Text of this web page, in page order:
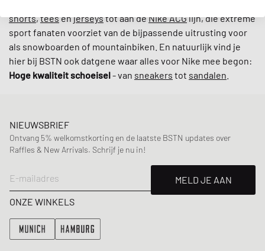
shorts,teesenjerseystot aan deNike ACGlijn, die extreme
sport fanaten voorziet van de bijpassende uitrusting voor
als snowboarden of mountainbiken. En natuurlijk vind je
hier bij BSTN ook datgene waar alles voor Nike mee begon:
Hoge kwaliteit schoeisel- van sneakers tot sandalen
NIEUWSBRIEF
Ontvang 5% welkomstkorting en de laatste BSTN updates over
Raffles & New Arrivals. Schrijf je nu in!
E-mailadres
MELD JE AAN
ONZE WINKELS